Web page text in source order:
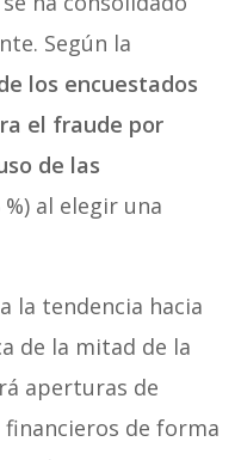
Según la
los encuestados
el fraude por
de las
%) al elegir una
la tendencia hacia
de la mitad de la
aperturas de
de forma